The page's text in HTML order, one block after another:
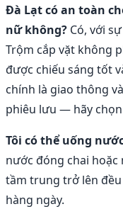
Đà Lạt có an toàn
nữ không? Có, với
Trộm cắp vặt không
được chiếu sáng tốt
chính là giao thông
phiêu lưu — hãy
Tôi có thể uống
nước đóng chai hoặc
tầm trung trở lên
hàng ngày.